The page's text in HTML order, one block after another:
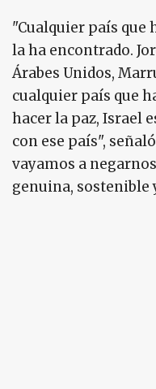
"Cualquier país que
la ha encontrado.
Árabes Unidos,
cualquier país que
hacer la paz, Israel
con ese país",
vayamos a
genuina, sostenible